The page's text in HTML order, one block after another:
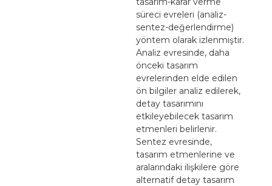
süreci evreleri (analiz-
sentez-değerlendirme)
yöntem olarak izlenmiştir.
Analiz evresinde, daha
önceki tasarım
evrelerinden elde edilen
ön bilgiler analiz edilerek,
detay tasarımını
etkileyebilecek tasarım
etmenleri belirlenir.
Sentez evresinde,
tasarım etmenlerine ve
aralarındaki ilişkilere göre
alternatif detay tasarım